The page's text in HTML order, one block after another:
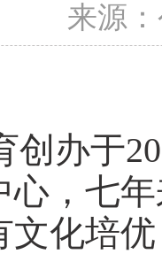
来源
创办于
心，七
文化培